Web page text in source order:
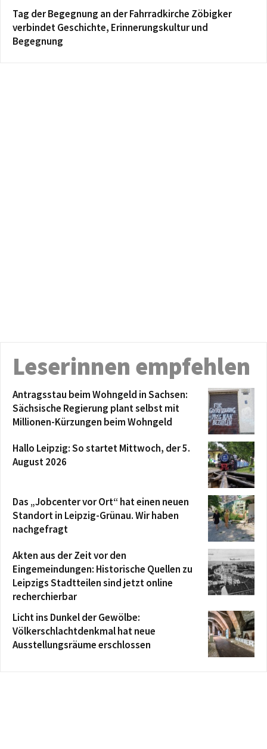
Tag der Begegnung an der Fahrradkirche Zöbigker
verbindet Geschichte, Erinnerungskultur und
Begegnung
Leserinnen empfehlen
Antragsstau beim Wohngeld in Sachsen:
Sächsische Regierung plant selbst mit
Millionen-Kürzungen beim Wohngeld
Hallo Leipzig: So startet Mittwoch, der 5.
August 2026
Das „Jobcenter vor Ort“ hat einen neuen
Standort in Leipzig-Grünau. Wir haben
nachgefragt
Akten aus der Zeit vor den
Eingemeindungen: Historische Quellen zu
Leipzigs Stadtteilen sind jetzt online
recherchierbar
Licht ins Dunkel der Gewölbe:
Völkerschlachtdenkmal hat neue
Ausstellungsräume erschlossen